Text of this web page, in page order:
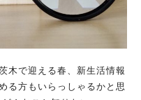
木で迎える春、新生活情報
る方もいらっしゃるかと思